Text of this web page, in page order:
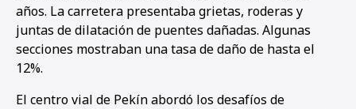
años. La carretera presentaba grietas, roderas y
juntas de dilatación de puentes dañadas. Algunas
secciones mostraban una tasa de daño de hasta el
12%.
El centro vial de Pekín abordó los desafíos de